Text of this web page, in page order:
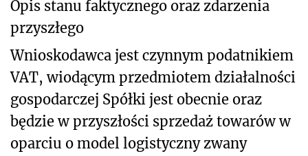
Opis stanu faktycznego oraz zdarzenia
przyszłego
Wnioskodawca jest czynnym podatnikiem
VAT, wiodącym przedmiotem działalności
gospodarczej Spółki jest obecnie oraz
będzie w przyszłości sprzedaż towarów w
oparciu o model logistyczny zwany